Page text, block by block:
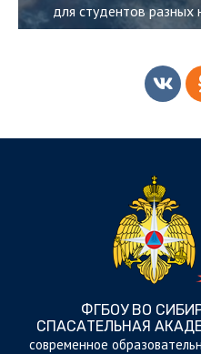
для студентов разных
ФГБОУ ВО
СПАСАТЕЛЬНАЯ
cовременное